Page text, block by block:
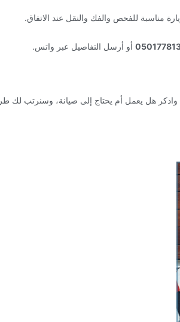
مناسبة للفحص والفك والنقل عند الاتفاق.
أو أرسل التفاصيل عبر واتس.
هل يعمل أم يحتاج إلى صيانة، وسنرتب لك